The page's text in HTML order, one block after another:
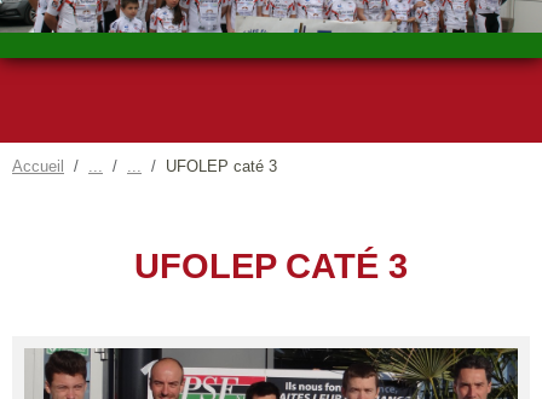
Accueil UFOLEP caté 3
UFOLEP CATÉ 3